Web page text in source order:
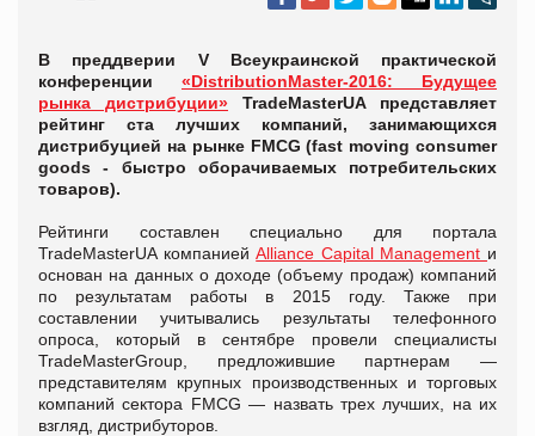
В преддверии V Всеукраинской практической
конференции «DistributionMaster-2016: Будущее
рынка дистрибуции» TradeMasterUA представляет
рейтинг ста лучших компаний, занимающихся
дистрибуцией на рынке FMCG (fast moving consumer
goods - быстро оборачиваемых потребительских
товаров).
Рейтинги составлен специально для портала
TradeMasterUA компаниейAlliance Capital Management и
основан на данных о доходе (объему продаж) компаний
по результатам работы в 2015 году. Также при
составлении учитывались результаты телефонного
опроса, который в сентябре провели специалисты
TradeMasterGroup, предложившие партнерам —
представителям крупных производственных и торговых
компаний сектора FMCG — назвать трех лучших, на их
взгляд, дистрибуторов.